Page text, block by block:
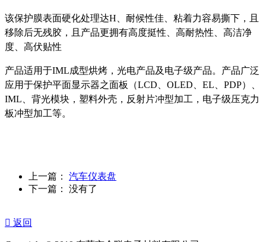
该保护膜表面硬化处理达H、耐候性佳、粘着力容易撕下，且
移除后无残胶，且产品更拥有高度挺性、高耐热性、高洁净
度、高伏贴性
产品适用于IML成型烘烤，光电产品及电子级产品。产品广泛
应用于保护平面显示器之面板（LCD、OLED、EL、PDP）、
IML、背光模块，塑料外壳，反射片冲型加工，电子级压克力
板冲型加工等。
上一篇： 汽车仪表盘
下一篇： 没有了
 返回